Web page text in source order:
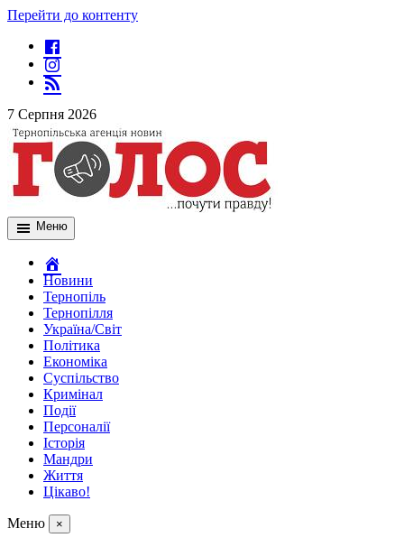
Перейти до контенту
7 Серпня 2026
Меню
Новини
Тернопіль
Тернопілля
Україна/Світ
Політика
Економіка
Суспільство
Кримінал
Події
Персоналії
Історія
Мандри
Життя
Цікаво!
Меню ×